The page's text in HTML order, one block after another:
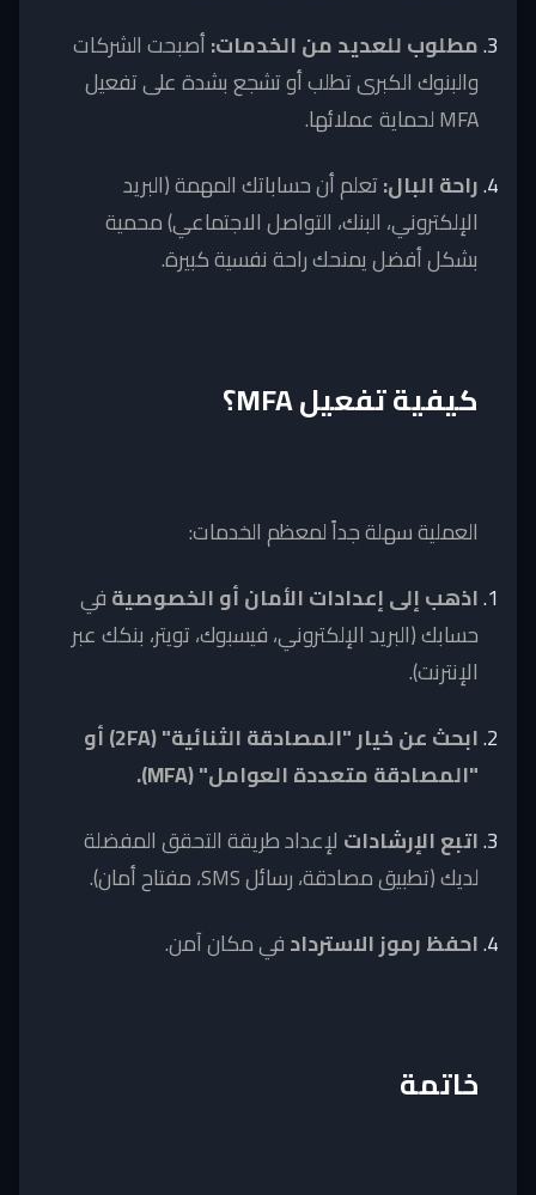
مطلوب للعديد من الخدمات:أصبحت الشركات
والبنوك الكبرى تطلب أو تشجع بشدة على تفعيل
MFA لحماية عملائها.
راحة البال:تعلم أن حساباتك المهمة (البريد
الإلكتروني، البنك، التواصل الاجتماعي) محمية
بشكل أفضل يمنحك راحة نفسية كبيرة.
كيفية تفعيل MFA؟
العملية سهلة جداً لمعظم الخدمات:
اذهب إلى إعدادات الأمان أو الخصوصيةفي
حسابك (البريد الإلكتروني، فيسبوك، تويتر، بنكك عبر
الإنترنت).
ابحث عن خيار "المصادقة الثنائية" (2FA) أو
"المصادقة متعددة العوامل" (MFA).
اتبع الإرشادات لإعداد طريقة التحقق المفضلة
لديك (تطبيق مصادقة، رسائل SMS، مفتاح أمان).
احفظ رموز الاستردادفي مكان آمن.
خاتمة